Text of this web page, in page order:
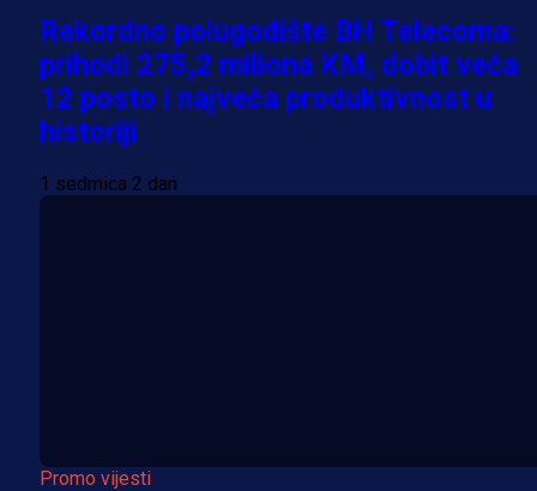
Rekordno polugodište BH Telecoma:
prihodi 275,2 miliona KM, dobit veća
12 posto i najveća produktivnost u
historiji
1 sedmica 2 dan
Promo vijesti